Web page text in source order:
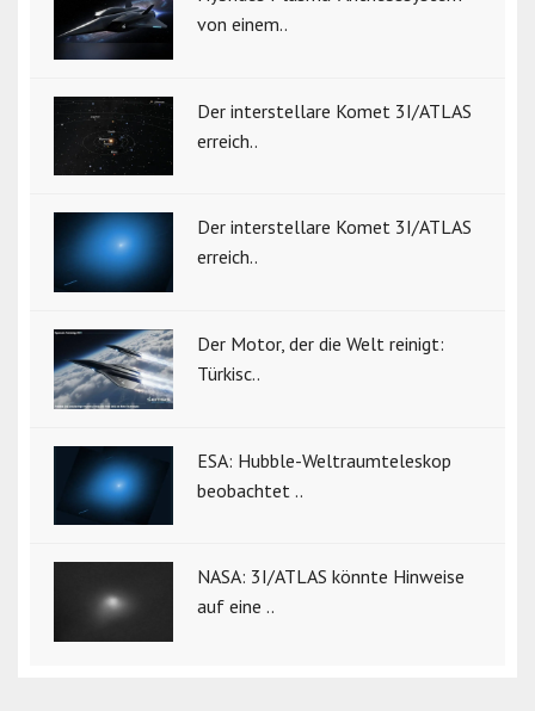
von einem..
Der interstellare Komet 3I/ATLAS
erreich..
Der interstellare Komet 3I/ATLAS
erreich..
Der Motor, der die Welt reinigt:
Türkisc..
ESA: Hubble-Weltraumteleskop
beobachtet ..
NASA: 3I/ATLAS könnte Hinweise
auf eine ..